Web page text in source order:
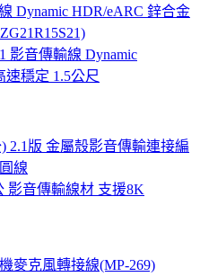
影音傳輸線 Dynamic
穩定 1.5公尺
影音傳輸線材 支援8K